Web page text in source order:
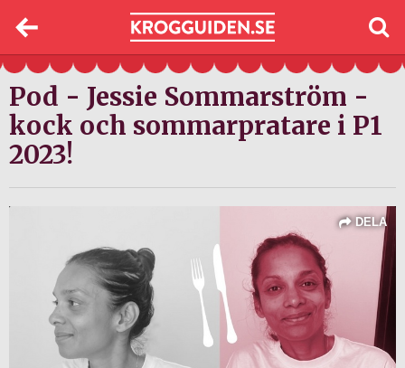
Pod - Jessie Sommarström -
kock och sommarpratare i P1
2023!
DELA